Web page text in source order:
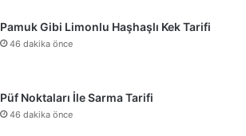
Pamuk Gibi Limonlu Haşhaşlı Kek Tarifi
46 dakika önce
Püf Noktaları İle Sarma Tarifi
46 dakika önce